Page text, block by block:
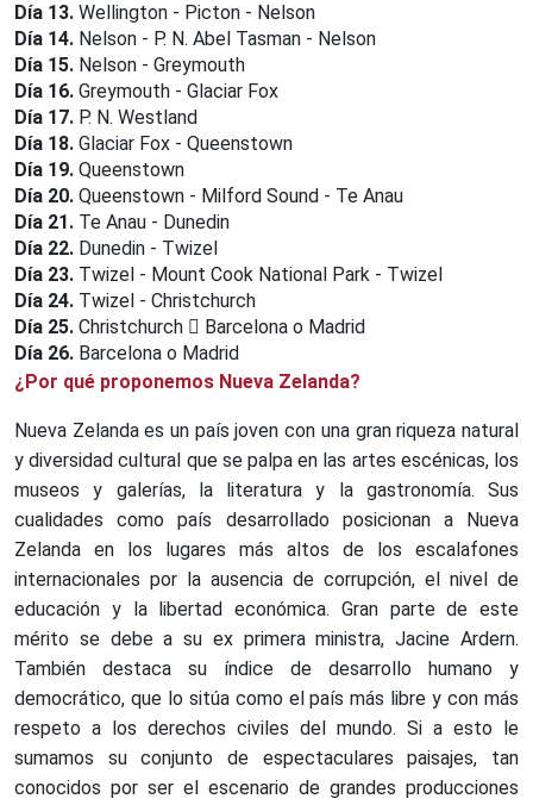
Día 13. Wellington - Picton - Nelson
Día 14. Nelson - P. N. Abel Tasman - Nelson
Día 15. Nelson - Greymouth
Día 16. Greymouth - Glaciar Fox
Día 17. P. N. Westland
Día 18. Glaciar Fox - Queenstown
Día 19. Queenstown
Día 20. Queenstown - Milford Sound - Te Anau
Día 21. Te Anau - Dunedin
Día 22. Dunedin - Twizel
Día 23. Twizel - Mount Cook National Park - Twizel
Día 24. Twizel - Christchurch
Día 25. Christchurch
Barcelona o Madrid
Día 26. Barcelona o Madrid
¿Por qué proponemos Nueva Zelanda?
Nueva Zelanda es un país joven con una gran riqueza natural
y diversidad cultural que se palpa en las artes escénicas, los
museos y galerías, la literatura y la gastronomía. Sus
cualidades como país desarrollado posicionan a Nueva
Zelanda en los lugares más altos de los escalafones
internacionales por la ausencia de corrupción, el nivel de
educación y la libertad económica. Gran parte de este
mérito se debe a su ex primera ministra, Jacine Ardern.
También destaca su índice de desarrollo humano y
democrático, que lo sitúa como el país más libre y con más
respeto a los derechos civiles del mundo. Si a esto le
sumamos su conjunto de espectaculares paisajes, tan
conocidos por ser el escenario de grandes producciones